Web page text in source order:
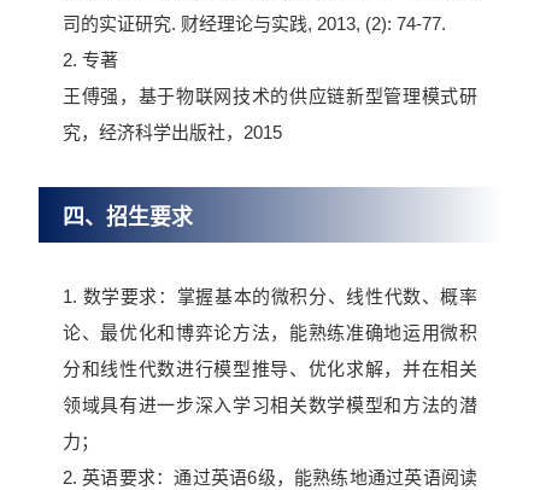
司的实证研究. 财经理论与实践, 2013, (2): 74-77.
2. 专著
王傅强，基于物联网技术的供应链新型管理模式研
究，经济科学出版社，2015
四、招生要求
1. 数学要求：掌握基本的微积分、线性代数、概率
论、最优化和博弈论方法，能熟练准确地运用微积
分和线性代数进行模型推导、优化求解，并在相关
领域具有进一步深入学习相关数学模型和方法的潜
力；
2. 英语要求：通过英语6级，能熟练地通过英语阅读